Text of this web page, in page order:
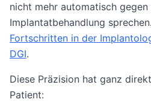
nicht mehr automatisch gegen
Implantatbehandlung
Fortschritten in der
DGI.
Diese Präzision hat ganz
Patient: